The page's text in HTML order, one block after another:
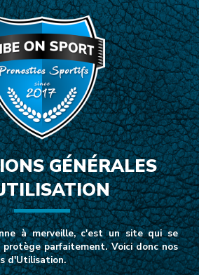
GÉNÉRALES
à merveille, c'est un site qui se
parfaitement. Voici donc nos
d'Utilisation.